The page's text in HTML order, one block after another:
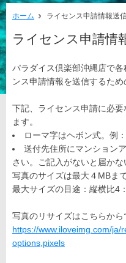
ホーム ライセンス申請情報送
ライセンス申請情
パラダイス倶楽部沖縄店で
ンス申請情報を送信するため
下記、ライセンス申請に必
ます。
ローマ字はヘボン式。例
送付先住所にマンション
さい。ご記入がないと届かな
写真のサイズは最大４MBまで
最大サイズの目途：縦横比4
写真のリサイズはこちらから
https://www.iloveimg.com/
options,pixels